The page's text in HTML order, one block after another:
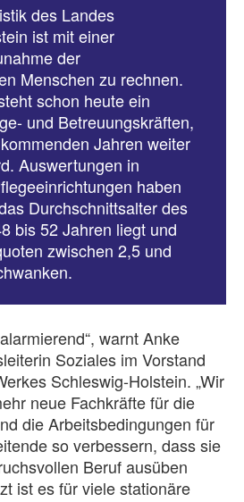
des Landes
ist mit einer
der
Menschen zu rechnen.
schon heute ein
und Betreuungskräften,
Jahren weiter
Auswertungen in
haben
Durchschnittsalter des
bis 52 Jahren liegt und
zwischen 2,5 und
warnt Anke
Soziales im Vorstand
Schleswig-Holstein. „Wir
neue Fachkräfte für die
die Arbeitsbedingungen für
so verbessern, dass sie
Beruf ausüben
ist es für viele stationäre